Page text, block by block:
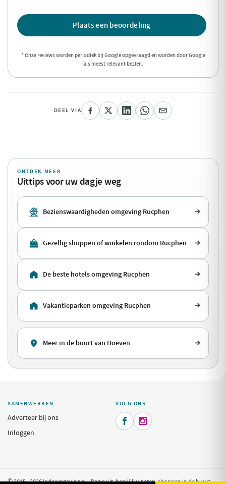
Plaats een beoordeling
* Onze reviews worden periodiek bij Google opgevraagd en worden door Google
als meest relevant bezien.
DEEL VIA
ONTDEK MEER
Uittips voor uw dagje weg
Bezienswaardigheden omgeving Rucphen
Gezellig shoppen of winkelen rondom Rucphen
De beste hotels omgeving Rucphen
Vakantieparken omgeving Rucphen
Meer in de buurt van Hoeven
SAMENWERKEN
Adverteer bij ons
Inloggen
VOLG ONS
 
© 2015 - 2026 Indeomgeving.nl - Dagje uit, heerlijk uit eten, shoppen in de buurt